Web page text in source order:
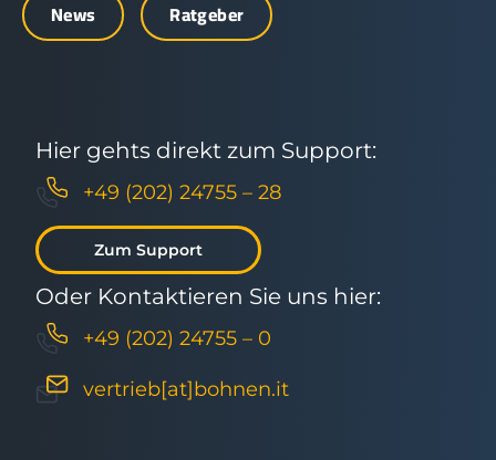
News Ratgeber
Hier gehts direkt zum Support:
+49 (202) 24755 – 28
Zum Support
Oder Kontaktieren Sie uns hier:
+49 (202) 24755 – 0
vertrieb[at]bohnen.it